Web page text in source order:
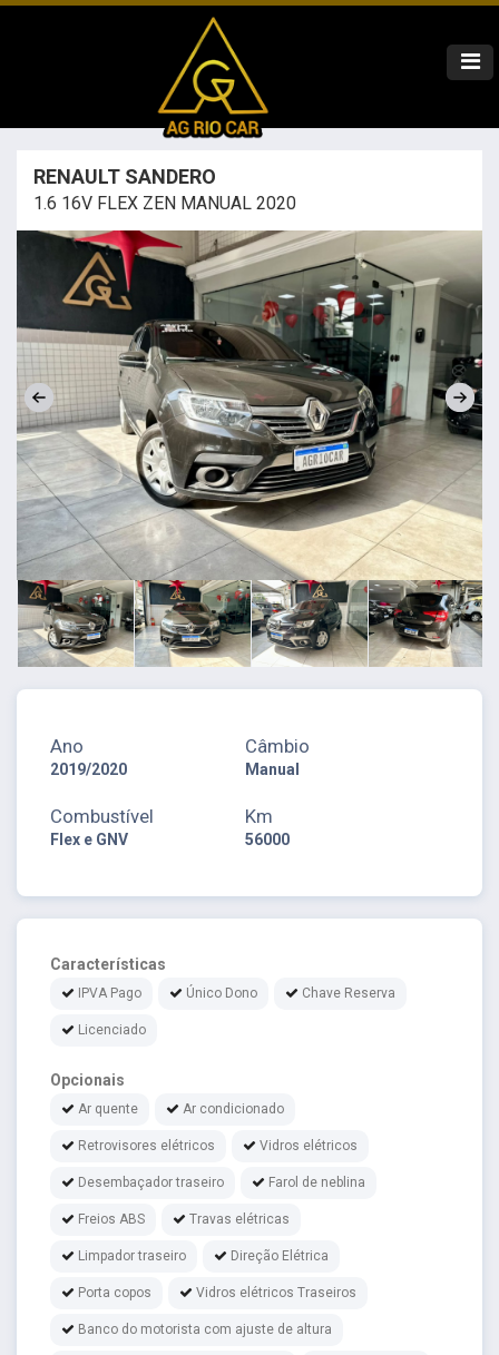
RENAULT SANDERO
1.6 16V FLEX ZEN MANUAL 2020
Ano
2019/2020
Câmbio
Manual
Combustível
Flex e GNV
Km
56000
Características
IPVA Pago Único Dono Chave Reserva
Licenciado
Opcionais
Ar quente Ar condicionado
Retrovisores elétricos Vidros elétricos
Desembaçador traseiro Farol de neblina
Freios ABS Travas elétricas
Limpador traseiro Direção Elétrica
Porta copos Vidros elétricos Traseiros
Banco do motorista com ajuste de altura